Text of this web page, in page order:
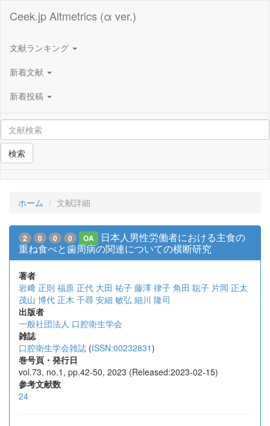
Ceek.jp Altmetrics (α ver.)
文献ランキング
新着文献
新着投稿
検索
ホーム 文献詳細
2 0 0 0 OA
日本人男性労働者における主食の
重ね食べと歯周病の関連についての横断研究
著者
岩﨑 正則 福原 正代 大田 祐子 藤澤 律子 角田 聡子 片岡 正太
茂山 博代 正木 千尋 安細 敏弘 細川 隆司
出版者
一般社団法人 口腔衛生学会
雑誌
口腔衛生学会雑誌 (ISSN:00232831)
巻号頁・発行日
vol.73, no.1, pp.42-50, 2023 (Released:2023-02-15)
参考文献数
24